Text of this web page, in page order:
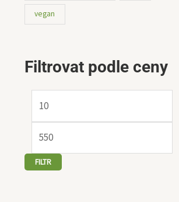
vegan
Filtrovat podle ceny
FILTR